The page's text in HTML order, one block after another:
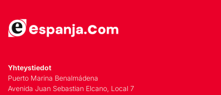
Yhteystiedot
Puerto Marina Benalmádena
Avenida Juan Sebastian Elcano, Local 7